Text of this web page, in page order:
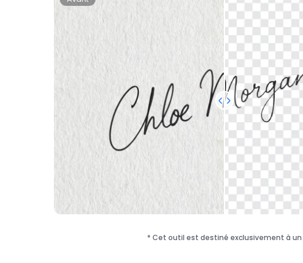
* Cet outil est destiné exclusivement à